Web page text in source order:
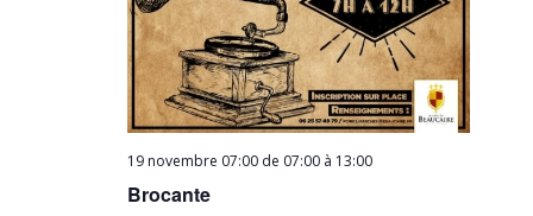
19 novembre 07:00 de 07:00 à 13:00
Brocante